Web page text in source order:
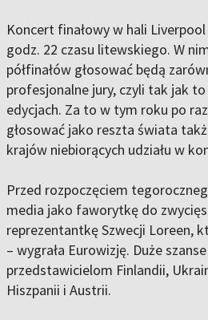
Koncert finałowy w hali
godz. 22 czasu litewskiego. W
półfinałów głosować będą
profesjonalne jury, czyli tak jak to
edycjach. Za to w tym roku po
głosować jako reszta świata
krajów niebiorących udziału w
Przed rozpoczęciem
media jako faworytkę do
reprezentantkę Szwecji Loreen,
– wygrała Eurowizję. Duże
przedstawicielom Finlandii,
Hiszpanii i Austrii.